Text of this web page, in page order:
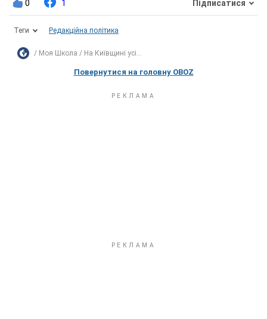
0 1 Підписатися
Теги Редакційна політика
Моя Школа На Київщині усі...
Повернутися на головну OBOZ